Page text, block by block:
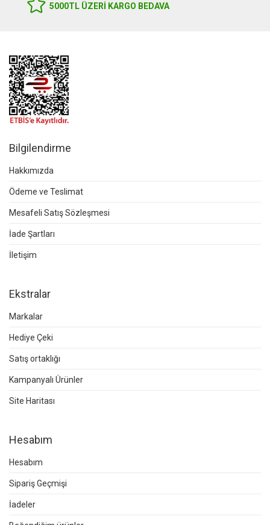
5000TL ÜZERI KARGO BEDAVA
Bilgilendirme
Hakkımızda
Ödeme ve Teslimat
Mesafeli Satış Sözleşmesi
İade Şartları
İletişim
Ekstralar
Markalar
Hediye Çeki
Satış ortaklığı
Kampanyalı Ürünler
Site Haritası
Hesabım
Hesabım
Sipariş Geçmişi
İadeler